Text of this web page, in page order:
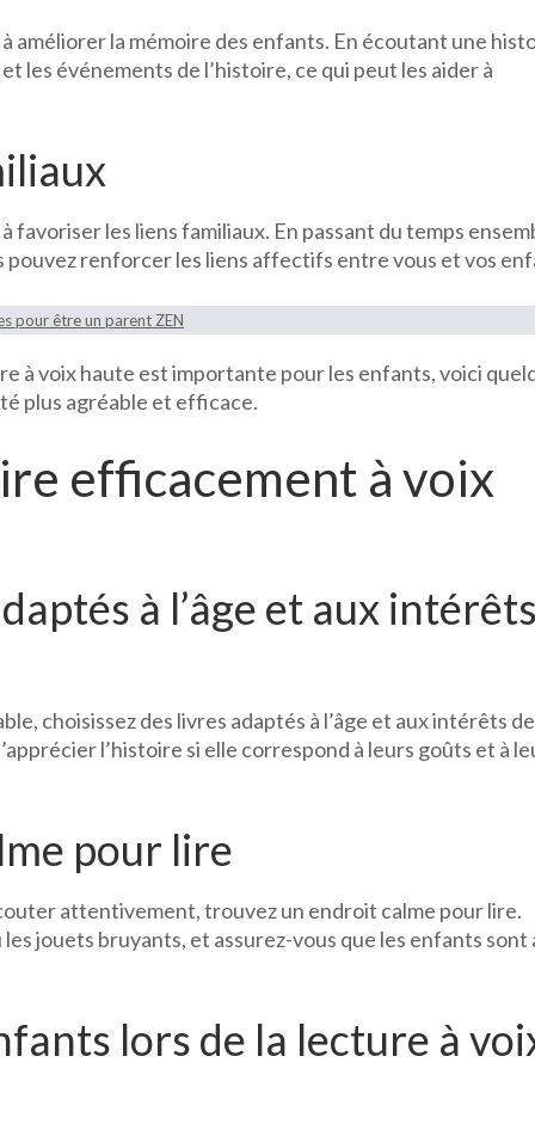
améliorer la mémoire des enfants. En écoutant une
les événements de l’histoire, ce qui peut les aider à
les liens familiaux. En passant du temps
renforcer les liens affectifs entre vous et vos
pour être un parent ZEN
à voix haute est importante pour les enfants, voici
plus agréable et efficace.
efficacement à voix
à l’âge et aux
choisissez des livres adaptés à l’âge et aux intérêts
l’histoire si elle correspond à leurs goûts et à
pour lire
attentivement, trouvez un endroit calme pour lire.
jouets bruyants, et assurez-vous que les enfants sont
lors de la lecture à